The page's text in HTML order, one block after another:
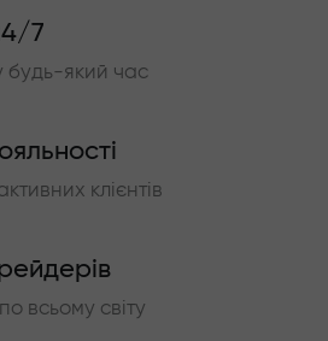
7
будь-який час
клієнтів
всьому світу